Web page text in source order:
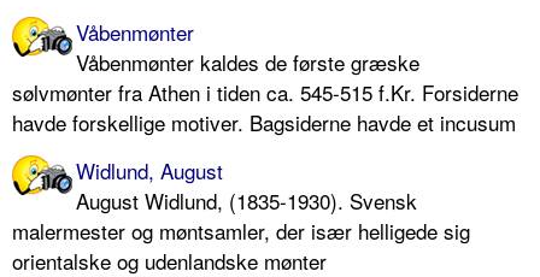
Våbenmønter
Våbenmønter kaldes de første græske
sølvmønter fra Athen i tiden ca. 545-515 f.Kr. Forsiderne
havde forskellige motiver. Bagsiderne havde et incusum
Widlund, August
August Widlund, (1835-1930). Svensk
malermester og møntsamler, der især helligede sig
orientalske og udenlandske mønter